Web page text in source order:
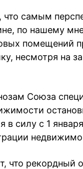
что самым
по нашему
помещений
несмотря на
Союза
в силу с 1
что рекордный